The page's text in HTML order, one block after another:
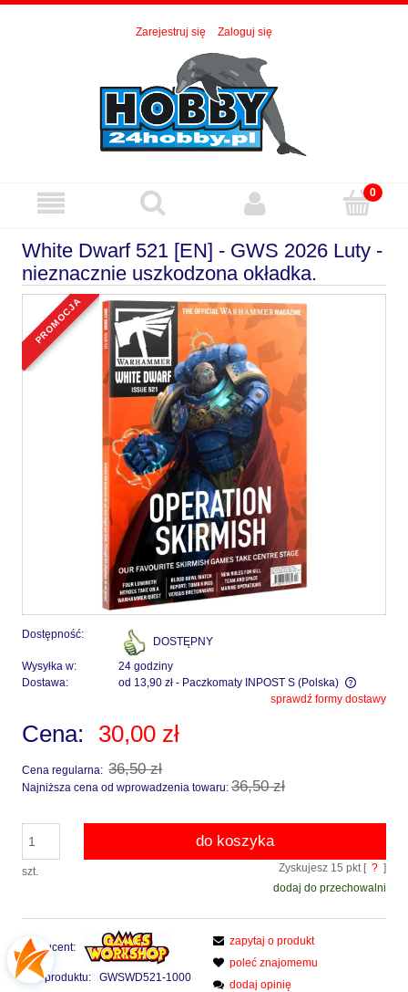
Zarejestruj się Zaloguj się
White Dwarf 521 [EN] - GWS 2026 Luty -
nieznacznie uszkodzona okładka.
promocja
Dostępność:
DOSTĘPNY
Wysyłka w:
24 godziny
Dostawa:
od 13,90 zł - Paczkomaty INPOST S (Polska)
Cena nie zawiera ewentualnych kosztów płatnościsprawdź formy dostawy
Cena: 30,00 zł
Cena regularna: 36,50 zł
Najniższa cena od wprowadzenia towaru: 36,50 zł
szt.
do koszyka
Zyskujesz 15 pkt [ ? ]
dodaj do przechowalni
Producent:
Kod produktu: GWSWD521-1000
zapytaj o produkt
poleć znajomemu
dodaj opinię